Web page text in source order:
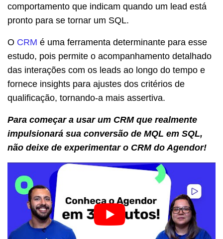
comportamento que indicam quando um lead está
pronto para se tornar um SQL.
O CRM é uma ferramenta determinante para esse
estudo, pois permite o acompanhamento detalhado
das interações com os leads ao longo do tempo e
fornece insights para ajustes dos critérios de
qualificação, tornando-a mais assertiva.
Para começar a usar um CRM que realmente
impulsionará sua conversão de MQL em SQL,
não deixe de experimentar o CRM do Agendor!